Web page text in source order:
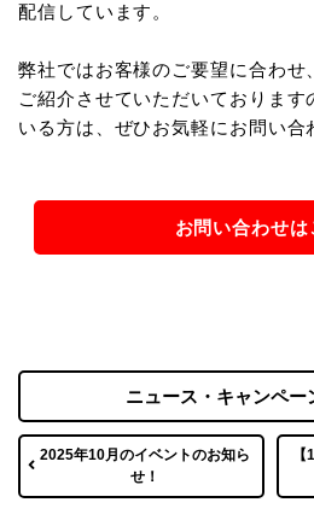
配信しています。
弊社ではお客様のご要望に合わせ
ご紹介させていただいております
いる方は、ぜひお気軽にお問い合
お問い合わせは
2025年10月のイベントのお知ら
せ！
ニュース・キャンペー